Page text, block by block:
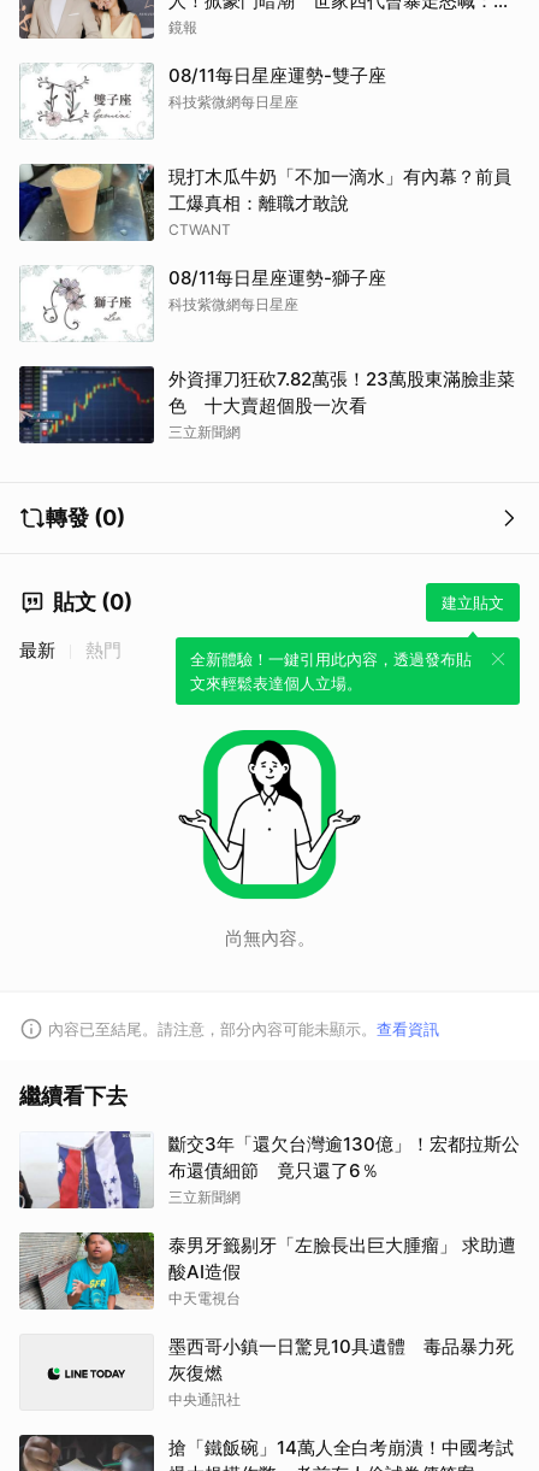
只是一個年輕人
鏡報
08/11每日星座運勢-雙子座
科技紫微網每日星座
現打木瓜牛奶「不加一滴水」有內幕？前員
工爆真相：離職才敢說
CTWANT
08/11每日星座運勢-獅子座
科技紫微網每日星座
外資揮刀狂砍7.82萬張！23萬股東滿臉韭菜
色 十大賣超個股一次看
三立新聞網
轉發 (0)
貼文 (0) 建立貼文
全新體驗！一鍵引用此內容，透過發布貼
文來輕鬆表達個人立場。
最新 熱門
尚無內容。
內容已至結尾。請注意，部分內容可能未顯示。 查看資訊
繼續看下去
斷交3年「還欠台灣逾130億」！宏都拉斯公
布還債細節 竟只還了6％
三立新聞網
泰男牙籤剔牙「左臉長出巨大腫瘤」 求助遭
酸AI造假
中天電視台
墨西哥小鎮一日驚見10具遺體 毒品暴力死
灰復燃
中央通訊社
搶「鐵飯碗」14萬人全白考崩潰！中國考試